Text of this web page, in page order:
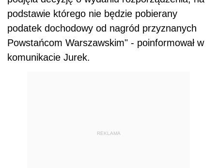
podstawie którego nie będzie pobierany
podatek dochodowy od nagród przyznanych
Powstańcom Warszawskim" - poinformował w
komunikacie Jurek.
REKLAMA